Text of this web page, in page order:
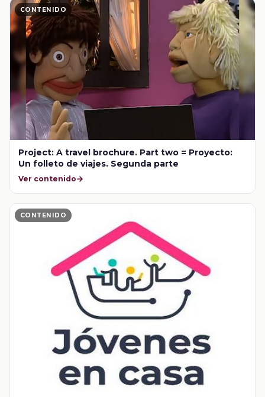
CONTENIDO
Project: A travel brochure. Part two = Proyecto:
Un folleto de viajes. Segunda parte
Ver contenido
CONTENIDO